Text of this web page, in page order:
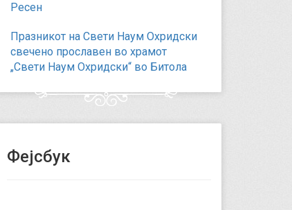
Ресен
Празникот на Свети Наум Охридски
свечено прославен во храмот
„Свети Наум Охридски“ во Битола
Фејсбук